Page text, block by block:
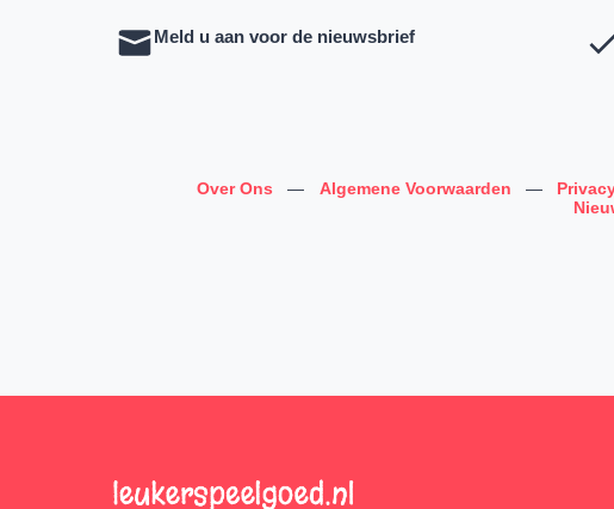
Meld u aan voor de nieuwsbrief
Over Ons — Algemene Voorwaarden —